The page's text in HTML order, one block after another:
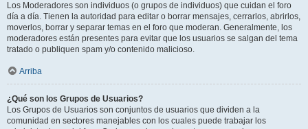
Los Moderadores son individuos (o grupos de individuos) que cuidan el foro
día a día. Tienen la autoridad para editar o borrar mensajes, cerrarlos, abrirlos,
moverlos, borrar y separar temas en el foro que moderan. Generalmente, los
moderadores están presentes para evitar que los usuarios se salgan del tema
tratado o publiquen spam y/o contenido malicioso.
Arriba
¿Qué son los Grupos de Usuarios?
Los Grupos de Usuarios son conjuntos de usuarios que dividen a la
comunidad en sectores manejables con los cuales puede trabajar los